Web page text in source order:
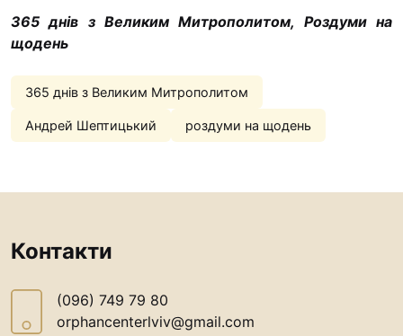
365 днів з Великим Митрополитом, Роздуми на
щодень
365 днів з Великим Митрополитом
Андрей Шептицький роздуми на щодень
Контакти
(096) 749 79 80
orphancenterlviv@gmail.com